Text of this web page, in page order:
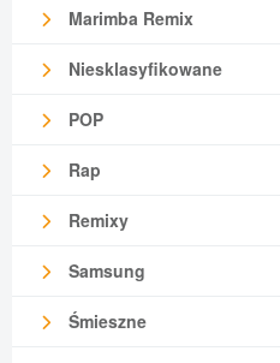
Marimba Remix
Niesklasyfikowane
POP
Rap
Remixy
Samsung
Śmieszne